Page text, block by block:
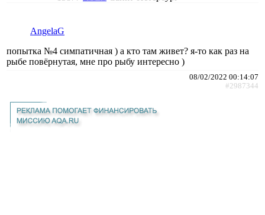
AngelaG
попытка №4 симпатичная ) а кто там живет? я-то как раз на
рыбе повёрнутая, мне про рыбу интересно )
08/02/2022 00:14:07
#2987344